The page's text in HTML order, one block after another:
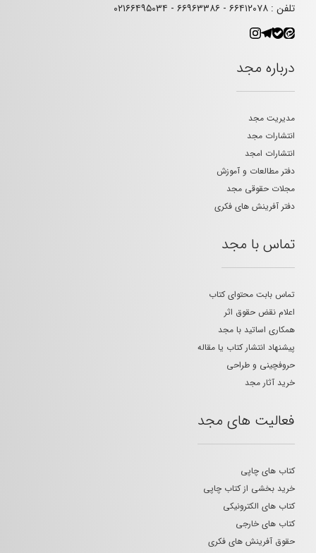
تلفن : ۶۶۴۱۲۰۷۸ - ۶۶۹۶۳۳۸۶ - ۰۲۱۶۶۴۹۵۰۳۴
درباره مجد
مدیریت مجد
انتشارات مجد
انتشارات امجد
دفتر مطالعات و آموزش
مجلات حقوقی مجد
دفتر آفرینش های فکری
تماس با مجد
تماس بابت محتوای کتاب
اعلام نقض حقوق اثر
همکاری اساتید با مجد
پیشنهاد انتشار کتاب یا مقاله
حروفچینی و طراحی
خرید آثار مجد
فعالیت های مجد
کتاب های چاپی
خرید بخشی از کتاب چاپی
کتاب های الکترونیکی
کتاب های خارجی
حقوق آفرینش های فکری